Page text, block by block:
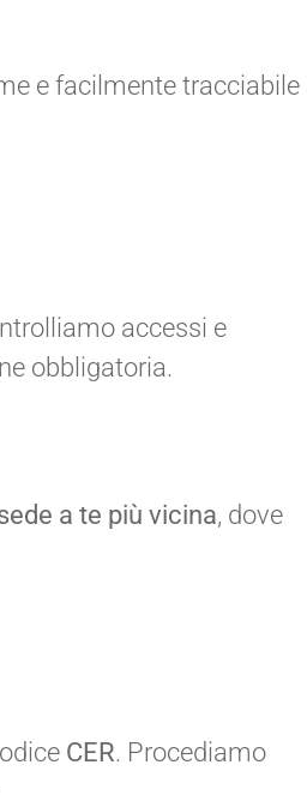
e facilmente tracciabile
accessi e
obbligatoria.
a te più vicina, dove
CER. Procediamo